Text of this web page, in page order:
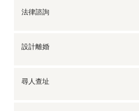
法律諮詢
設計離婚
尋人查址